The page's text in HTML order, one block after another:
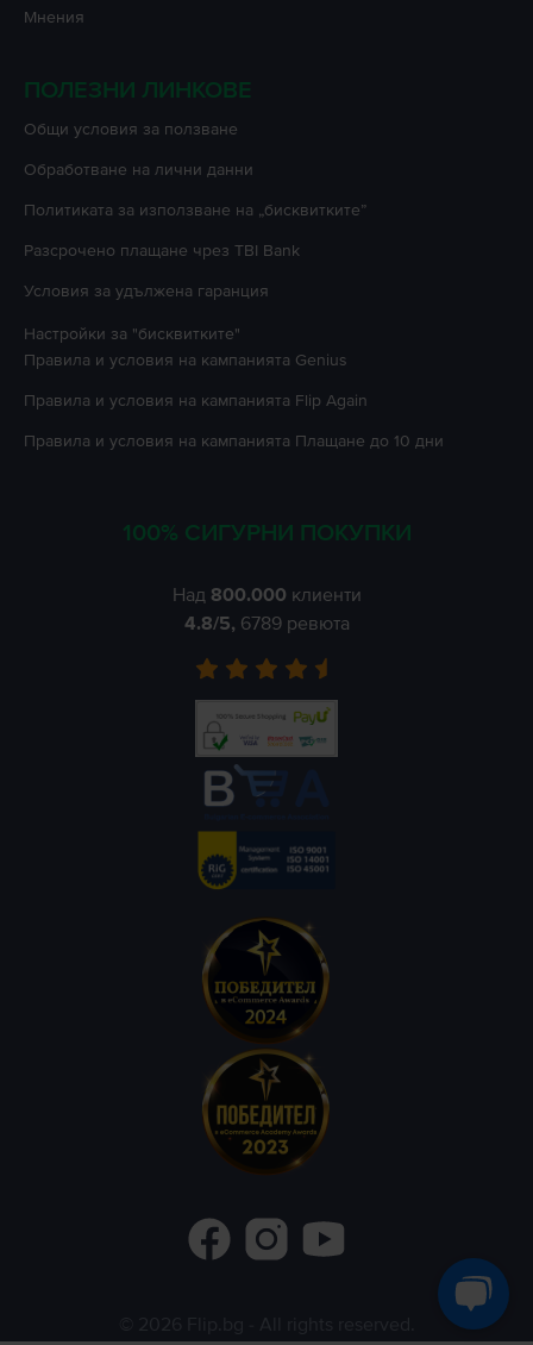
Мнения
ПОЛЕЗНИ ЛИНКОВЕ
Oбщи условия за ползване
Oбработване на лични данни
Политиката за използване на „бисквитките”
Разсрочено плащане чрез TBI Bank
Условия за удължена гаранция
Настройки за "бисквитките"
Правила и условия на кампанията Genius
Правила и условия на кампанията Flip Again
Правила и условия на кампанията Плащане до 10 дни
100% СИГУРНИ ПОКУПКИ
Над 800.000 клиенти
4.8/5, 6789 ревюта